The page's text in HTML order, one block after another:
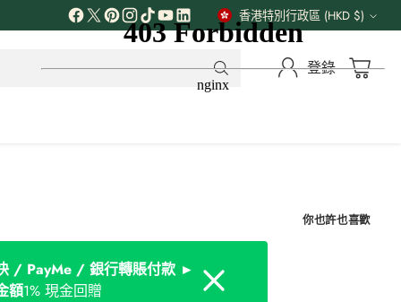
貨
幣
香港特別行政區 (HKD $)
登錄
/ PayMe / 銀行轉賬付款 ►
額1% 現金回贈
Dismiss
你也許也喜歡